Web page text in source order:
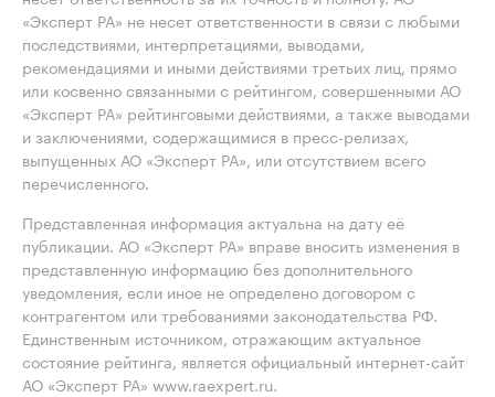
«Эксперт РА» не несет ответственности в связи с любыми
последствиями, интерпретациями, выводами,
рекомендациями и иными действиями третьих лиц, прямо
или косвенно связанными с рейтингом, совершенными АО
«Эксперт РА» рейтинговыми действиями, а также выводами
и заключениями, содержащимися в пресс-релизах,
выпущенных АО «Эксперт РА», или отсутствием всего
перечисленного.
Представленная информация актуальна на дату её
публикации. АО «Эксперт РА» вправе вносить изменения в
представленную информацию без дополнительного
уведомления, если иное не определено договором с
контрагентом или требованиями законодательства РФ.
Единственным источником, отражающим актуальное
состояние рейтинга, является официальный интернет-сайт
АО «Эксперт РА» www.raexpert.ru.